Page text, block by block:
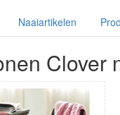
Naaiartikelen
Clover